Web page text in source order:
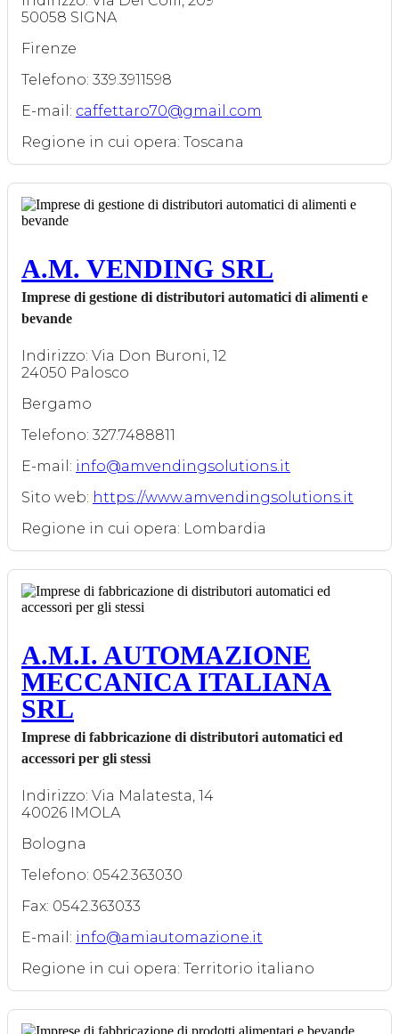
50058 SIGNA
Firenze
Telefono: 339.3911598
E-mail: caffettaro70@gmail.com
Regione in cui opera: Toscana
A.M. VENDING SRL
Imprese di gestione di distributori automatici di alimenti e
bevande
Indirizzo: Via Don Buroni, 12
24050 Palosco
Bergamo
Telefono: 327.7488811
E-mail: info@amvendingsolutions.it
Sito web: https://www.amvendingsolutions.it
Regione in cui opera: Lombardia
A.M.I. AUTOMAZIONE
MECCANICA ITALIANA
SRL
Imprese di fabbricazione di distributori automatici ed
accessori per gli stessi
Indirizzo: Via Malatesta, 14
40026 IMOLA
Bologna
Telefono: 0542.363030
Fax: 0542.363033
E-mail: info@amiautomazione.it
Regione in cui opera: Territorio italiano